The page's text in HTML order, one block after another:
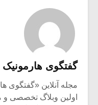
گفتگوی هارمونیک
اولین وبلاگ تخصصی و